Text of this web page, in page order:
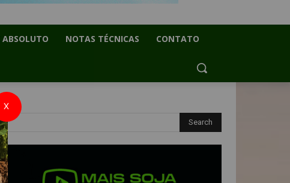
ABSOLUTO NOTAS TÉCNICAS CONTATO
X